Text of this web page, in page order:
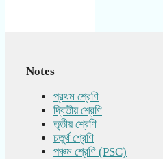
Notes
প্রথম শ্রেণি
দ্বিতীয় শ্রেণি
তৃতীয় শ্রেণি
চতুর্থ শ্রেণি
পঞ্চম শ্রেণি (PSC)